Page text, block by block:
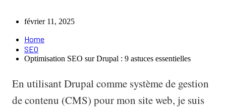
février 11, 2025
Home
SEO
Optimisation SEO sur Drupal : 9 astuces essentielles
En utilisant Drupal comme système de gestion
de contenu (CMS) pour mon site web, je suis